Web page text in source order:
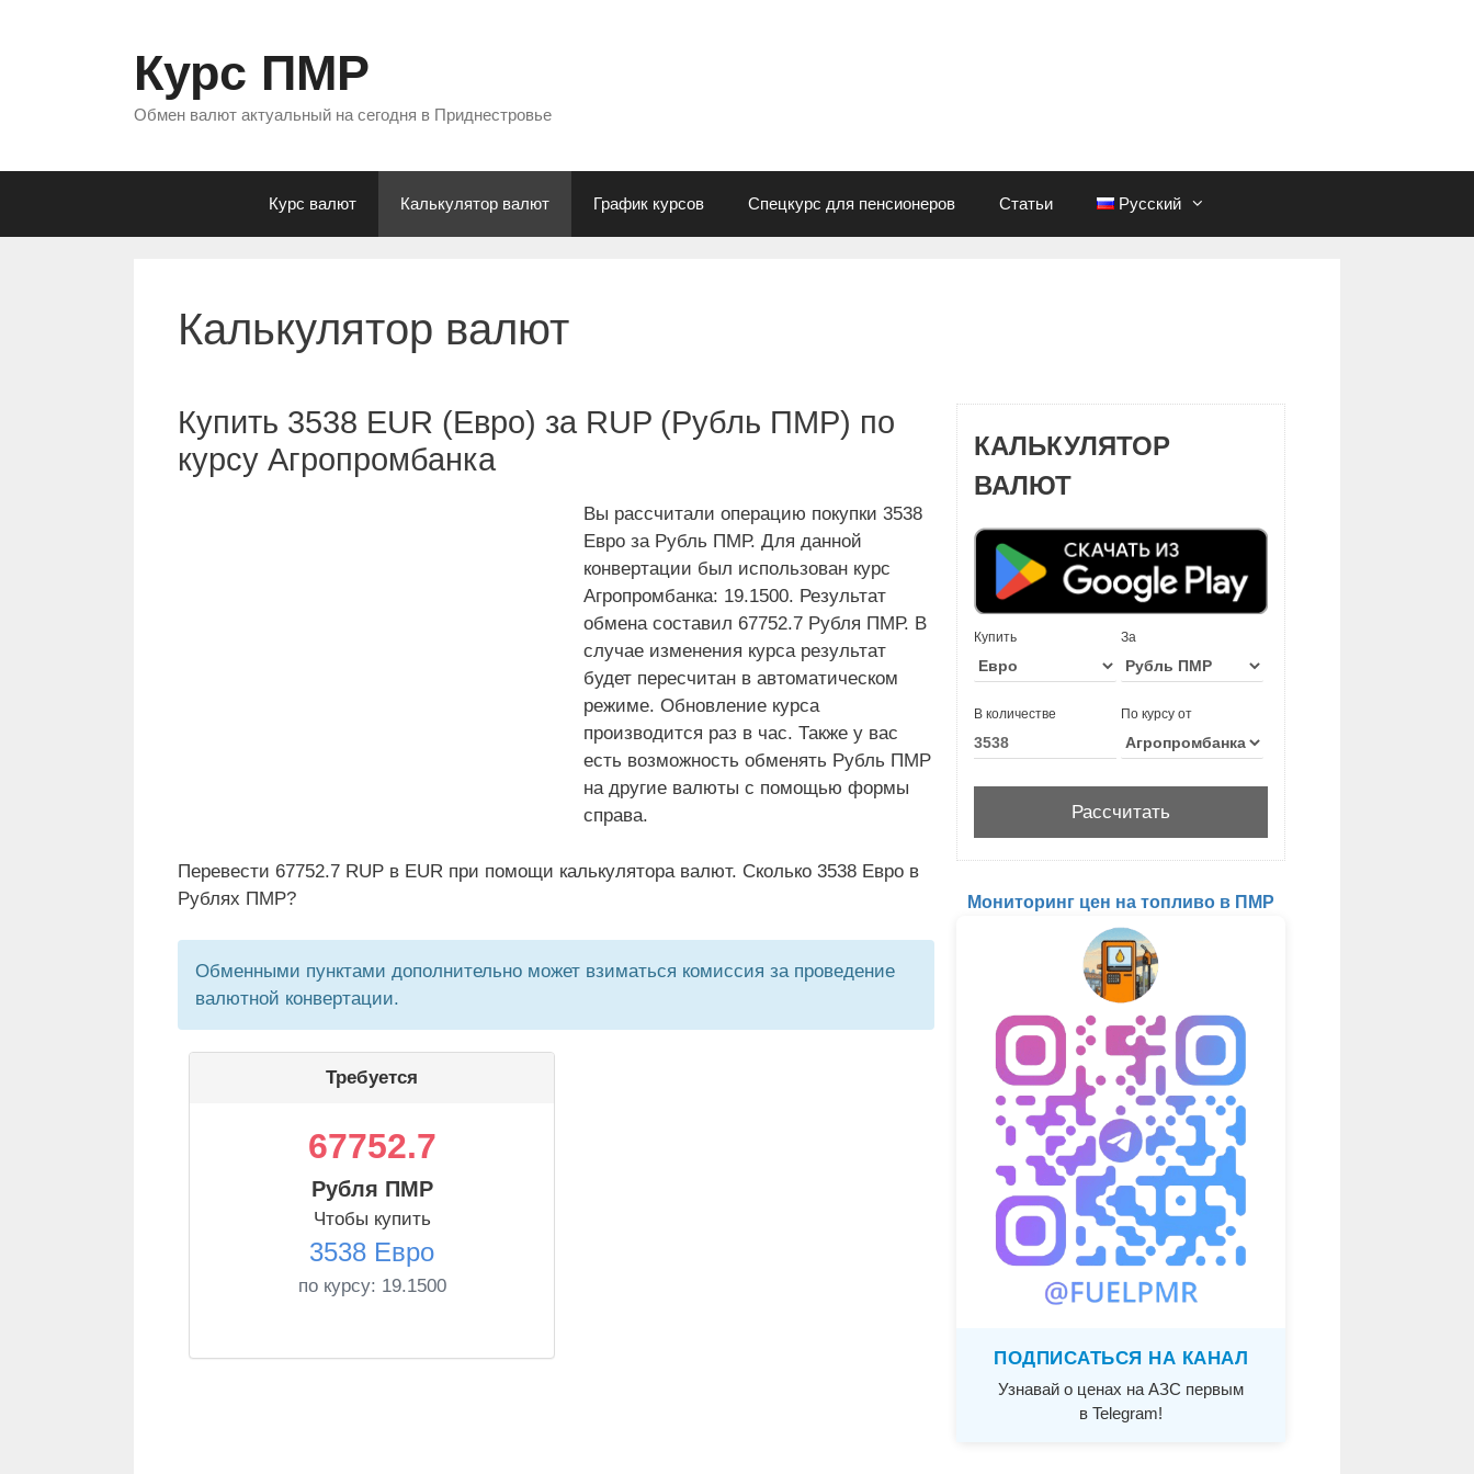
Курс ПМР
Обмен валют актуальный на сегодня в Приднестровье
Курс валют Калькулятор валют График курсов Спецкурс для пенсионеров Статьи Русский
Калькулятор валют
Купить 3538 EUR (Евро) за RUP (Рубль ПМР) по
курсу Агропромбанка
Вы рассчитали операцию покупки 3538
Евро за Рубль ПМР. Для данной
конвертации был использован курс
Агропромбанка: 19.1500. Результат
обмена составил 67752.7 Рубля ПМР. В
случае изменения курса результат
будет пересчитан в автоматическом
режиме. Обновление курса
производится раз в час. Также у вас
есть возможность обменять Рубль ПМР
на другие валюты с помощью формы
справа.
Перевести 67752.7 RUP в EUR при помощи калькулятора валют. Сколько 3538 Евро в
Рублях ПМР?
Обменными пунктами дополнительно может взиматься комиссия за проведение
валютной конвертации.
Требуется
67752.7
Рубля ПМР
Чтобы купить
3538 Евро
по курсу: 19.1500
КАЛЬКУЛЯТОР
ВАЛЮТ
Купить За
В количестве По курсу от
Мониторинг цен на топливо в ПМР
ПОДПИСАТЬСЯ НА КАНАЛ
Узнавай о ценах на АЗС первым
в Telegram!